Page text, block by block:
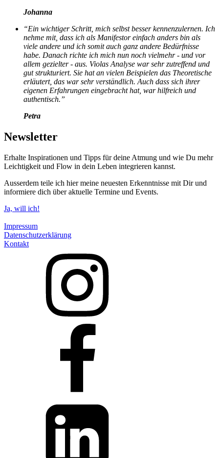
Johanna
“Ein wichtiger Schritt, mich selbst besser kennenzulernen. Ich
nehme mit, dass ich als Manifestor einfach anders bin als
viele andere und ich somit auch ganz andere Bedürfnisse
habe. Danach richte ich mich nun noch vielmehr - und vor
allem gezielter - aus. Violas Analyse war sehr zutreffend und
gut strukturiert. Sie hat an vielen Beispielen das Theoretische
erläutert, das war sehr verständlich. Auch dass sich ihrer
eigenen Erfahrungen eingebracht hat, war hilfreich und
authentisch.”
Petra
Newsletter
Erhalte Inspirationen und Tipps für deine Atmung und wie Du mehr
Leichtigkeit und Flow in dein Leben integrieren kannst.
Ausserdem teile ich hier meine neuesten Erkenntnisse mit Dir und
informiere dich über aktuelle Termine und Events.
Ja, will ich!
Impressum
Datenschutzerklärung
Kontakt